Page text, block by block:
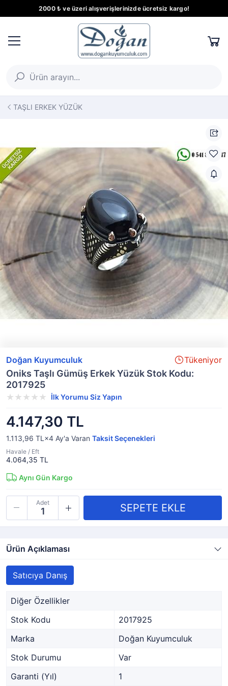
2000 ₺ ve üzeri alışverişlerinizde ücretsiz kargo!
TAŞLI ERKEK YÜZÜK
Doğan Kuyumculuk Tükeniyor
Oniks Taşlı Gümüş Erkek Yüzük Stok Kodu:
2017925
İlk Yorumu Siz Yapın
4.147,30 TL
1.113,96 TL×4 Ay'a Varan Taksit Seçenekleri
Havale / Eft
4.064,35 TL
Aynı Gün Kargo
Adet
Ürün Açıklaması
Satıcıya Danış
Diğer Özellikler
Stok Kodu
2017925
Marka
Doğan Kuyumculuk
Stok Durumu
Var
Garanti (Yıl)
1